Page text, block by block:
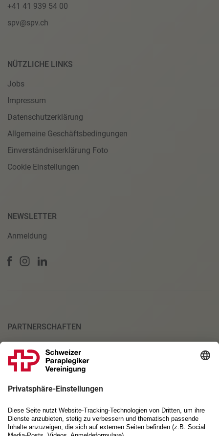
+41 41 939 54 00
spv@spv.ch
NÜTZLICHE LINKS
Jobs
Impressum
Datenschutzerklärung
Allgemeine Geschäftsbedingungen
Einverständniserklärung Foto
Cookie Einstellungen
NEWSLETTER
Anmeldung
PARTNERSCHAFTEN